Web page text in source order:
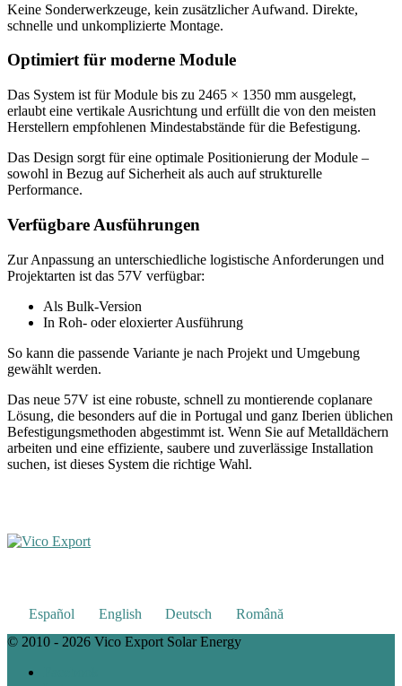
Keine Sonderwerkzeuge, kein zusätzlicher Aufwand. Direkte,
schnelle und unkomplizierte Montage.
Optimiert für moderne Module
Das System ist für Module bis zu 2465 × 1350 mm ausgelegt,
erlaubt eine vertikale Ausrichtung und erfüllt die von den meisten
Herstellern empfohlenen Mindestabstände für die Befestigung.
Das Design sorgt für eine optimale Positionierung der Module –
sowohl in Bezug auf Sicherheit als auch auf strukturelle
Performance.
Verfügbare Ausführungen
Zur Anpassung an unterschiedliche logistische Anforderungen und
Projektarten ist das 57V verfügbar:
Als Bulk-Version
In Roh- oder eloxierter Ausführung
So kann die passende Variante je nach Projekt und Umgebung
gewählt werden.
Das neue 57V ist eine robuste, schnell zu montierende coplanare
Lösung, die besonders auf die in Portugal und ganz Iberien üblichen
Befestigungsmethoden abgestimmt ist. Wenn Sie auf Metalldächern
arbeiten und eine effiziente, saubere und zuverlässige Installation
suchen, ist dieses System die richtige Wahl.
Español English Deutsch
Română
© 2010 - 2026 Vico Export Solar Energy